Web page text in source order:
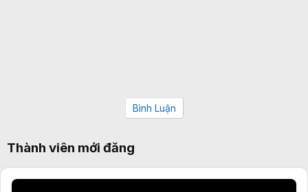
Bình Luận
Thành viên mới đăng